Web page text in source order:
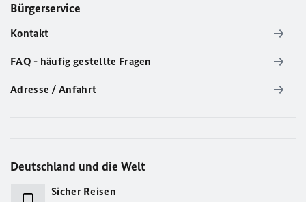
Bürgerservice
Kontakt
FAQ - häufig gestellte Fragen
Adresse / Anfahrt
Deutschland und die Welt
Sicher Reisen